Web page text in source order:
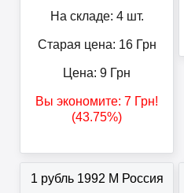
На складе: 4 шт.
Старая цена: 16Грн
Цена: 9 Грн
Вы экономите: 7 Грн!
(43.75%)
1 рубль 1992 М Россия